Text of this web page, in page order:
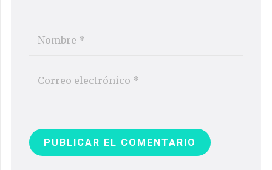
PUBLICAR EL COMENTARIO